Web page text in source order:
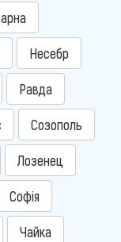
Несебр
Равда
Созополь
Лозенец
Софія
Чайка